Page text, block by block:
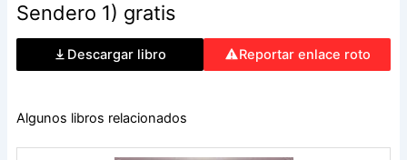
Sendero 1) gratis
Descargar libro Reportar enlace roto
Algunos libros relacionados